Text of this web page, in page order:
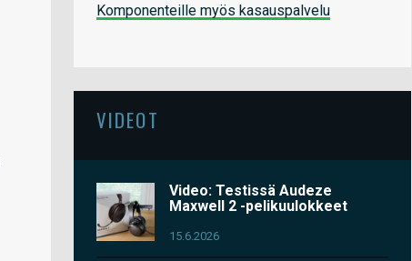
Komponenteille myös kasauspalvelu
VIDEOT
Video: Testissä Audeze
Maxwell 2 -pelikuulokkeet
15.6.2026